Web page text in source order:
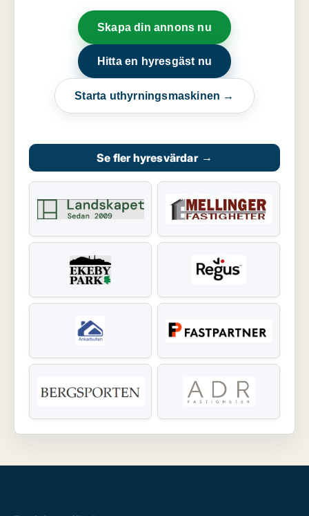
Skapa din annons nu
Hitta en hyresgäst nu
Starta uthyrningsmaskinen →
Se fler hyresvärdar →